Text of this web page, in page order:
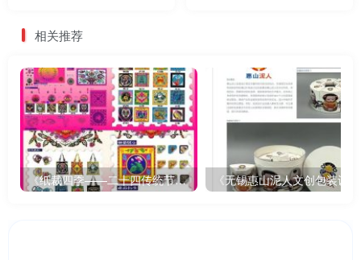
相关推荐
《纸裁四季——二十四传统节气文创设计》 《无锡惠山泥人文创包装设